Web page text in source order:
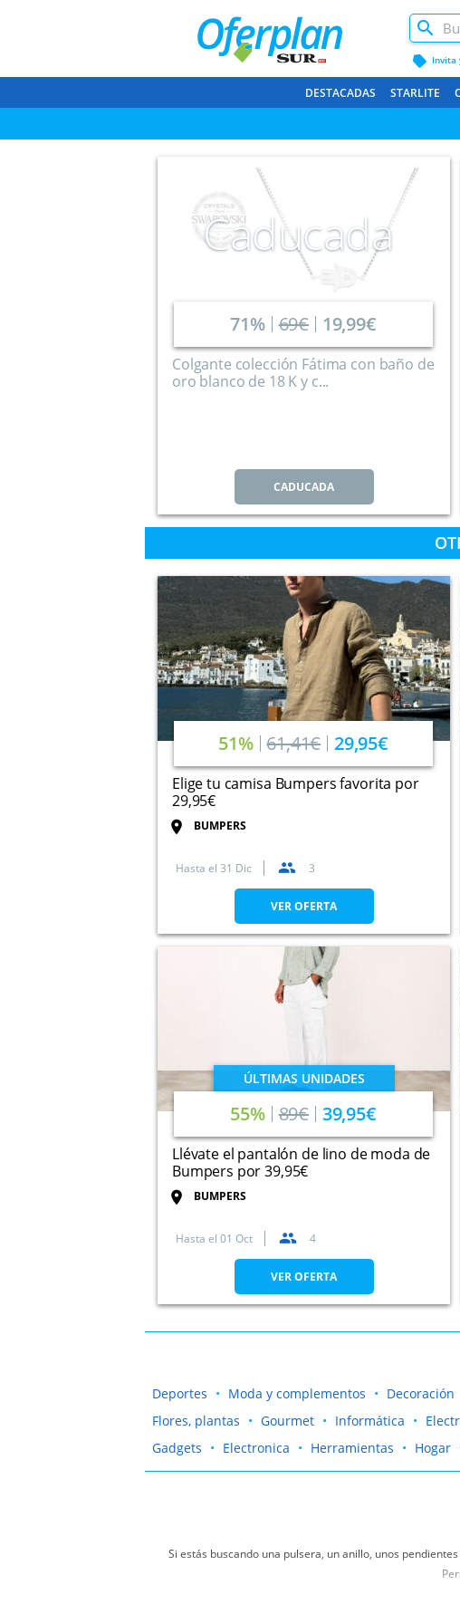
label Invita
DESTACADAS STARLITE
Caducada
71% 69€ 19,99€
Colgante colección Fátima con baño de
oro blanco de 18 K y c...
CADUCADA
51% 61,41€ 29,95€
Elige tu camisa Bumpers favorita por
29,95€
BUMPERS
Hasta el 31 Dic 3
VER OFERTA
55% 89€ 39,95€
Llévate el pantalón de lino de moda de
Bumpers por 39,95€
BUMPERS
Hasta el 01 Oct 4
ÚLTIMAS UNIDADES
VER OFERTA
Deportes Moda y complementos Decoración
Flores, plantas
Gourmet Informática
Gadgets
Electronica Herramientas Hogar
Si estás buscando una pulsera, un anillo, unos